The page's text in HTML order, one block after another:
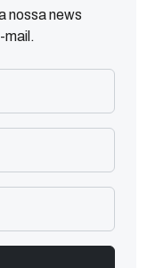
nossa news
mail.